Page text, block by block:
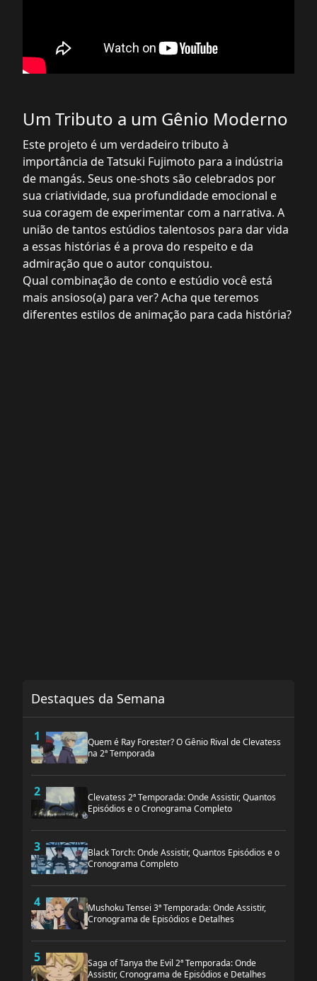
Um Tributo a um Gênio Moderno
Este projeto é um verdadeiro tributo à
importância de Tatsuki Fujimoto para a indústria
de mangás. Seus one-shots são celebrados por
sua criatividade, sua profundidade emocional e
sua coragem de experimentar com a narrativa. A
união de tantos estúdios talentosos para dar vida
a essas histórias é a prova do respeito e da
admiração que o autor conquistou.
Qual combinação de conto e estúdio você está
mais ansioso(a) para ver? Acha que teremos
diferentes estilos de animação para cada história?
Destaques da Semana
1
Quem é Ray Forester? O Gênio Rival de Clevatess
na 2ª Temporada
2
Clevatess 2ª Temporada: Onde Assistir, Quantos
Episódios e o Cronograma Completo
3
Black Torch: Onde Assistir, Quantos Episódios e o
Cronograma Completo
4
Mushoku Tensei 3ª Temporada: Onde Assistir,
Cronograma de Episódios e Detalhes
5
Saga of Tanya the Evil 2ª Temporada: Onde
Assistir, Cronograma de Episódios e Detalhes